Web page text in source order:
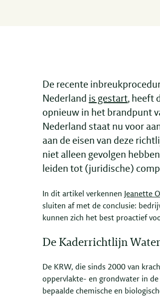
De recente
Nederland is gestart, heeft
opnieuw in het brandpunt
Nederland staat nu voor
aan de eisen van deze
niet alleen gevolgen
leiden tot (juridische)
In dit artikel verkennen Jeanette
sluiten af met de conclusie:
kunnen zich het best proactief
De Kaderrichtlijn Water
De KRW, die sinds 2000 van
oppervlakte- en grondwater in
bepaalde chemische en